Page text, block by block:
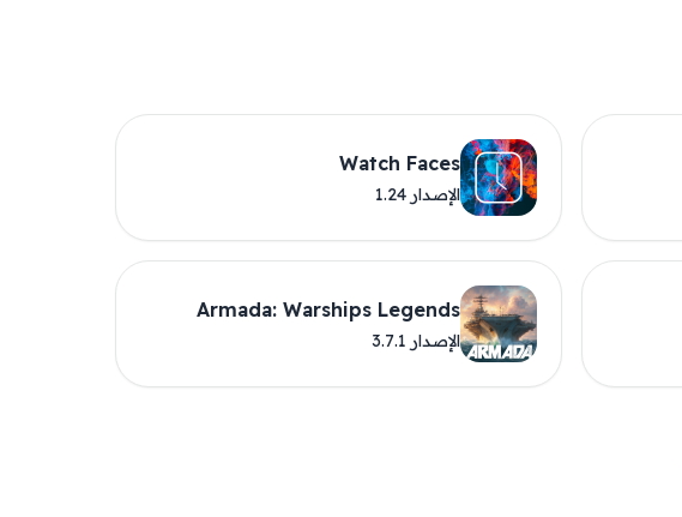
Watch Faces
الإصدار 1.24
Armada: Warships Legends
الإصدار 3.7.1